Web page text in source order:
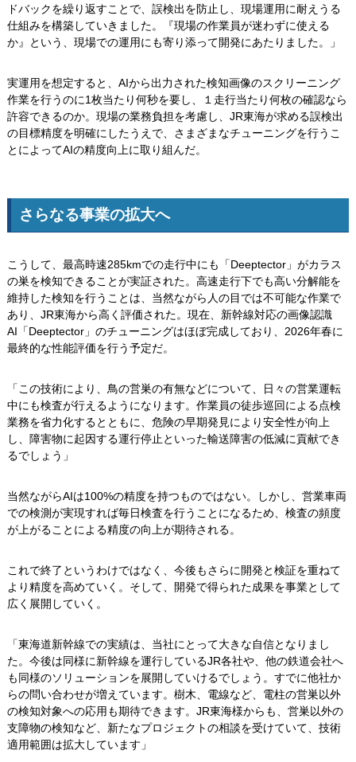
ドバックを繰り返すことで、誤検出を防止し、現場運用に耐えうる
仕組みを構築していきました。『現場の作業員が迷わずに使える
か』という、現場での運用にも寄り添って開発にあたりました。」
実運用を想定すると、AIから出力された検知画像のスクリーニング
作業を行うのに1枚当たり何秒を要し、１走行当たり何枚の確認なら
許容できるのか。現場の業務負担を考慮し、JR東海が求める誤検出
の目標精度を明確にしたうえで、さまざまなチューニングを行うこ
とによってAIの精度向上に取り組んだ。
さらなる事業の拡大へ
こうして、最高時速285kmでの走行中にも「Deeptector」がカラス
の巣を検知できることが実証された。高速走行下でも高い分解能を
維持した検知を行うことは、当然ながら人の目では不可能な作業で
あり、JR東海から高く評価された。現在、新幹線対応の画像認識
AI「Deeptector」のチューニングはほぼ完成しており、2026年春に
最終的な性能評価を行う予定だ。
「この技術により、鳥の営巣の有無などについて、日々の営業運転
中にも検査が行えるようになります。作業員の徒歩巡回による点検
業務を省力化するとともに、危険の早期発見により安全性が向上
し、障害物に起因する運行停止といった輸送障害の低減に貢献でき
るでしょう」
当然ながらAIは100%の精度を持つものではない。しかし、営業車両
での検測が実現すれば毎日検査を行うことになるため、検査の頻度
が上がることによる精度の向上が期待される。
これで終了というわけではなく、今後もさらに開発と検証を重ねて
より精度を高めていく。そして、開発で得られた成果を事業として
広く展開していく。
「東海道新幹線での実績は、当社にとって大きな自信となりまし
た。今後は同様に新幹線を運行しているJR各社や、他の鉄道会社へ
も同様のソリューションを展開していけるでしょう。すでに他社か
らの問い合わせが増えています。樹木、電線など、電柱の営巣以外
の検知対象への応用も期待できます。JR東海様からも、営巣以外の
支障物の検知など、新たなプロジェクトの相談を受けていて、技術
適用範囲は拡大しています」